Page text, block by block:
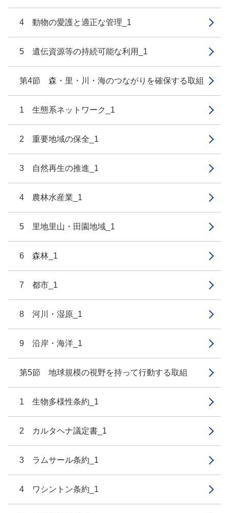
4 動物の愛護と適正な管理_1
5 遺伝資源等の持続可能な利用_1
第4節 森・里・川・海のつながりを確保する取組
1 生態系ネットワーク_1
2 重要地域の保全_1
3 自然再生の推進_1
4 農林水産業_1
5 里地里山・田園地域_1
6 森林_1
7 都市_1
8 河川・湿原_1
9 沿岸・海洋_1
第5節 地球規模の視野を持って行動する取組
1 生物多様性条約_1
2 カルタヘナ議定書_1
3 ラムサール条約_1
4 ワシントン条約_1